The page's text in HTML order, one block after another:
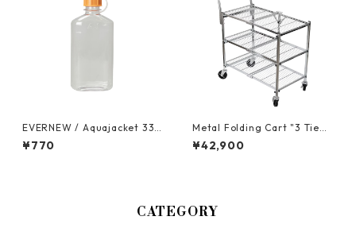
EVERNEW / Aquajacket 333
ml SC Orange
¥770
Metal Folding Cart "3 Tie
r"-折りたためるワゴンカー
ト-
¥42,900
CATEGORY